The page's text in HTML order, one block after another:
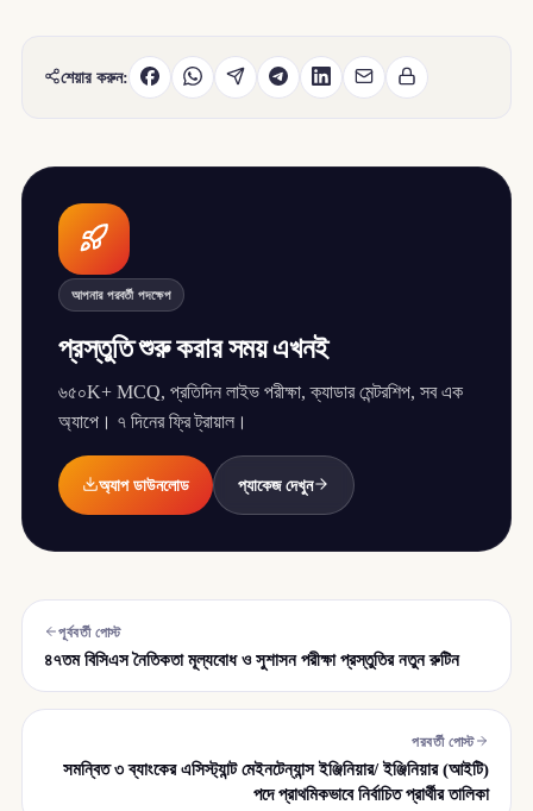
শেয়ার করুন:
আপনার পরবর্তী পদক্ষেপ
প্রস্তুতি শুরু করার সময় এখনই
৬৫০K+ MCQ, প্রতিদিন লাইভ পরীক্ষা, ক্যাডার মেন্টরশিপ, সব এক
অ্যাপে। ৭ দিনের ফ্রি ট্রায়াল।
অ্যাপ ডাউনলোড প্যাকেজ দেখুন
পূর্ববর্তী পোস্ট
৪৭তম বিসিএস নৈতিকতা মূল্যবোধ ও সুশাসন পরীক্ষা প্রস্তুতির নতুন রুটিন
পরবর্তী পোস্ট
সমন্বিত ৩ ব্যাংকের এসিস্ট্যান্ট মেইনটেন্যান্স ইঞ্জিনিয়ার/ ইঞ্জিনিয়ার (আইটি)
পদে প্রাথমিকভাবে নির্বাচিত প্রার্থীর তালিকা